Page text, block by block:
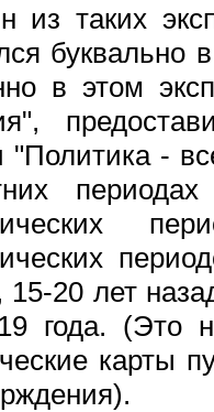
из таких
буквально
в этом
"Политика -
15-20 лет
года. (Это
карты